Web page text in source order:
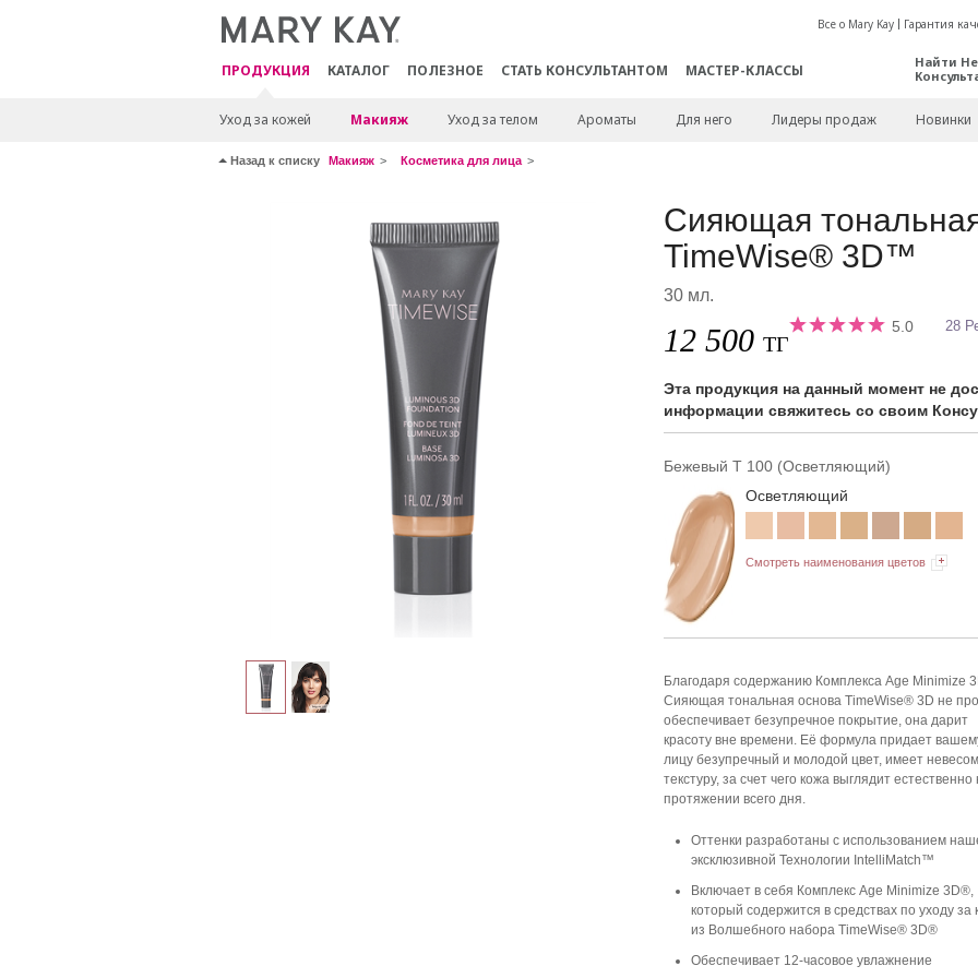
ПРОДУКЦИЯ КАТАЛОГ ПОЛЕЗНОЕ СТАТЬ КОНСУЛЬТАНТОМ МАСТЕР-КЛАССЫ
Все о Mary Kay Гарантия
Найти
Уход за кожей Макияж Уход за телом Ароматы Для него Лидеры продаж Новинки
Назад к списку Макияж Косметика для лица
Сияющая
TimeWise® 3D™
30 мл.
12 500ТГ
5.0 28
Эта продукция на данный момент не
информации свяжитесь со своим
Бежевый Т 100 (Осветляющий)
Осветляющий
Смотреть наименования цветов
Благодаря содержанию Комплекса Age Minimize
Сияющая тональная основа TimeWise® 3D не
обеспечивает безупречное покрытие, она дарит
красоту вне времени. Её формула придает
лицу безупречный и молодой цвет, имеет
текстуру, за счет чего кожа выглядит естественно
протяжении всего дня.
Оттенки разработаны с использованием
эксклюзивной Технологии IntelliMatch™
Включает в себя Комплекс Age Minimize 3D®,
который содержится в средствах по уходу за
из Волшебного набора TimeWise® 3D®
Обеспечивает 12-часовое увлажнение